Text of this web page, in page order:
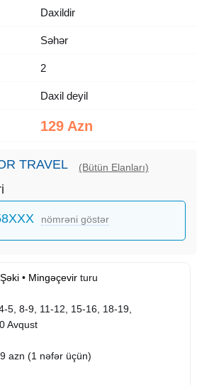
Daxildir
Səhər
2
Daxil deyil
129 Azn
TRAVEL (Bütün Elanları)
nömrəni göstər
Şəki • Mingəçevir turu
5, 8-9, 11-12, 15-16, 18-19,
Avqust
azn (1 nəfər üçün)